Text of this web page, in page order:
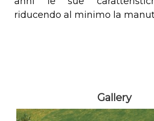
riducendo al minimo la
Gallery